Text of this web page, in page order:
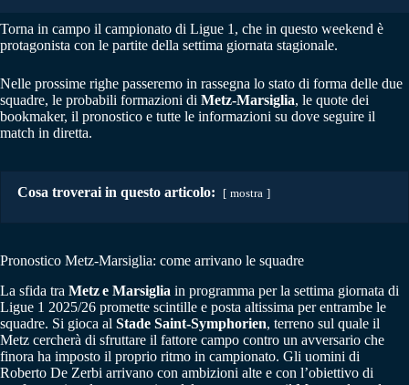
Torna in campo il campionato di Ligue 1, che in questo weekend è
protagonista con le partite della settima giornata stagionale.
Nelle prossime righe passeremo in rassegna lo stato di forma delle due
squadre, le probabili formazioni di Metz-Marsiglia, le quote dei
bookmaker, il pronostico e tutte le informazioni su dove seguire il
match in diretta.
Cosa troverai in questo articolo: mostra
Pronostico Metz-Marsiglia: come arrivano le squadre
La sfida tra Metz e Marsiglia in programma per la settima giornata di
Ligue 1 2025/26 promette scintille e posta altissima per entrambe le
squadre. Si gioca al Stade Saint‑Symphorien, terreno sul quale il
Metz cercherà di sfruttare il fattore campo contro un avversario che
finora ha imposto il proprio ritmo in campionato. Gli uomini di
Roberto De Zerbi arrivano con ambizioni alte e con l’obiettivo di